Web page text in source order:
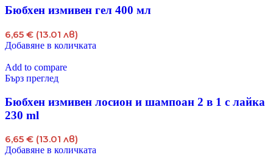
Бюбхен измивен гел 400 мл
6,65 € (13.01 лв)
Добавяне в количката
Add to compare
Бърз преглед
Бюбхен измивен лосион и шампоан 2 в 1 с лайка
230 ml
6,65 € (13.01 лв)
Добавяне в количката